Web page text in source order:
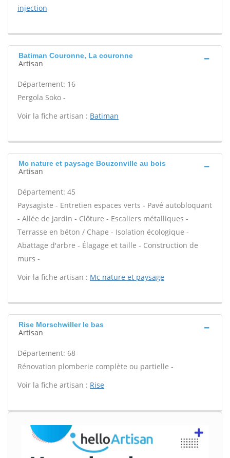
injection
Batiman Couronne, La couronne
Artisan
Département: 16
Pergola Soko -
Voir la fiche artisan : Batiman
Mc nature et paysage Bouzonville au bois
Artisan
Département: 45
Paysagiste - Entretien espaces verts - Pavé autobloquant
- Allée de jardin - Clôture - Escaliers métalliques -
Terrasse en béton / Chape - Isolation écologique -
Abattage d'arbre - Élagage et taille - Construction de
murs -
Voir la fiche artisan : Mc nature et paysage
Rise Morschwiller le bas
Artisan
Département: 68
Rénovation plomberie complète ou partielle -
Voir la fiche artisan : Rise